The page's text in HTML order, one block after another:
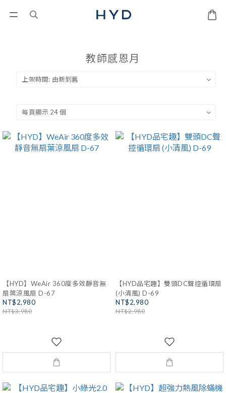
教師感恩月
【HYD】WeAir 360度多效靜音無
扇葉涼風扇 D-67
NT$2,980
NT$3,980
【HYD品宅趣】雙頭DC聲控循環扇
(小清風) D-69
NT$2,980
NT$2,980